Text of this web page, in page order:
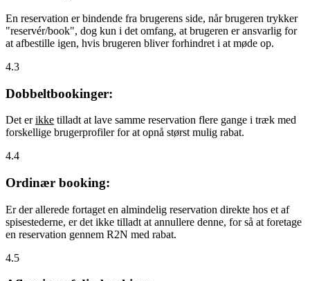
En reservation er bindende fra brugerens side, når brugeren trykker
"reservér/book", dog kun i det omfang, at brugeren er ansvarlig for
at afbestille igen, hvis brugeren bliver forhindret i at møde op.
4.3
Dobbeltbookinger:
Det erikke tilladt at lave samme reservation flere gange i træk med
forskellige brugerprofiler for at opnå størst mulig rabat.
4.4
Ordinær booking:
Er der allerede fortaget en almindelig reservation direkte hos et af
spisestederne, er det ikke tilladt at annullere denne, for så at foretage
en reservation gennem R2N med rabat.
4.5